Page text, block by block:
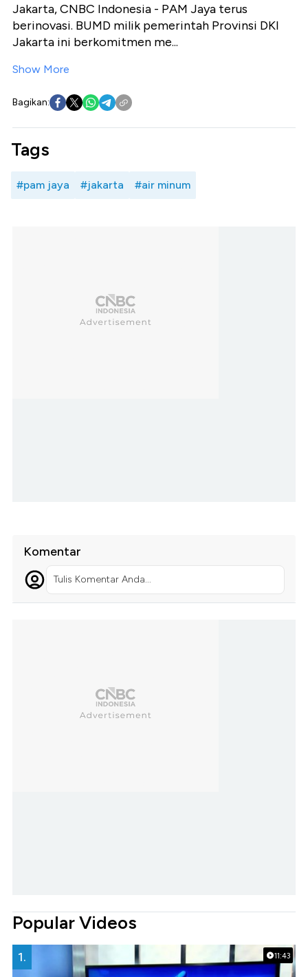
Jakarta, CNBC Indonesia - PAM Jaya terus
berinovasi. BUMD milik pemerintah Provinsi DKI
Jakarta ini berkomitmen me...
Show More
Bagikan:
Tags
#pam jaya #jakarta #air minum
Komentar
Tulis Komentar Anda...
Popular Videos
11:43
1.